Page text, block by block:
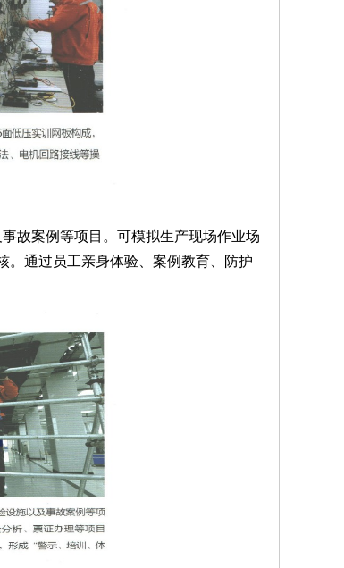
故案例等项目。可模拟生产现场作业场
。通过员工亲身体验、案例教育、防护